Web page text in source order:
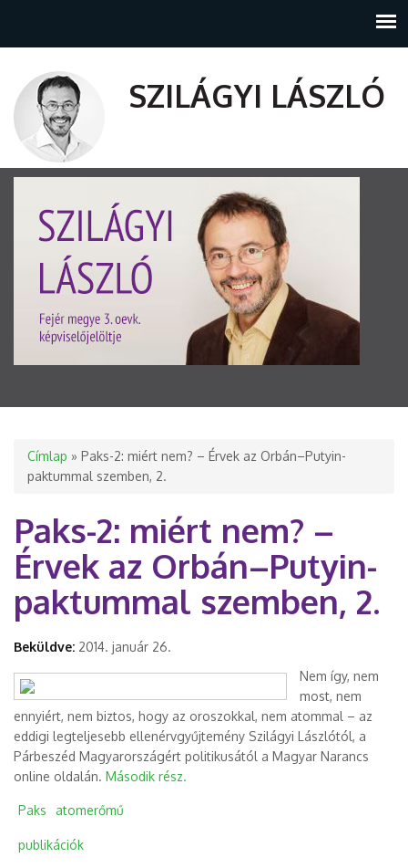
SZILÁGYI LÁSZLÓ
Jelenlegi hely
Címlap » Paks-2: miért nem? – Érvek az Orbán–Putyin-
paktummal szemben, 2.
Paks-2: miért nem? –
Érvek az Orbán–Putyin-
paktummal szemben, 2.
Beküldve: 2014. január 26.
Nem így, nem
most, nem
ennyiért, nem biztos, hogy az oroszokkal, nem atommal – az
eddigi legteljesebb ellenérvgyűjtemény Szilágyi Lászlótól, a
Párbeszéd Magyarországért politikusától a Magyar Narancs
online oldalán. Második rész.
Paks atomerőmű
publikációk